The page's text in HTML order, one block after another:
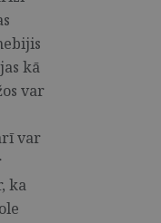
kā
var
var
ka